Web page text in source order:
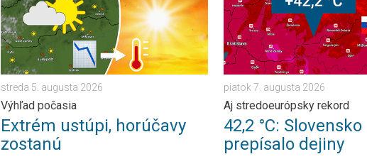
streda 5. augusta 2026
Výhľad počasia
Extrém ustúpi, horúčavy
zostanú
piatok 7. augusta 2026
Aj stredoeurópsky rekord
42,2 °C: Slovensko
prepísalo dejiny